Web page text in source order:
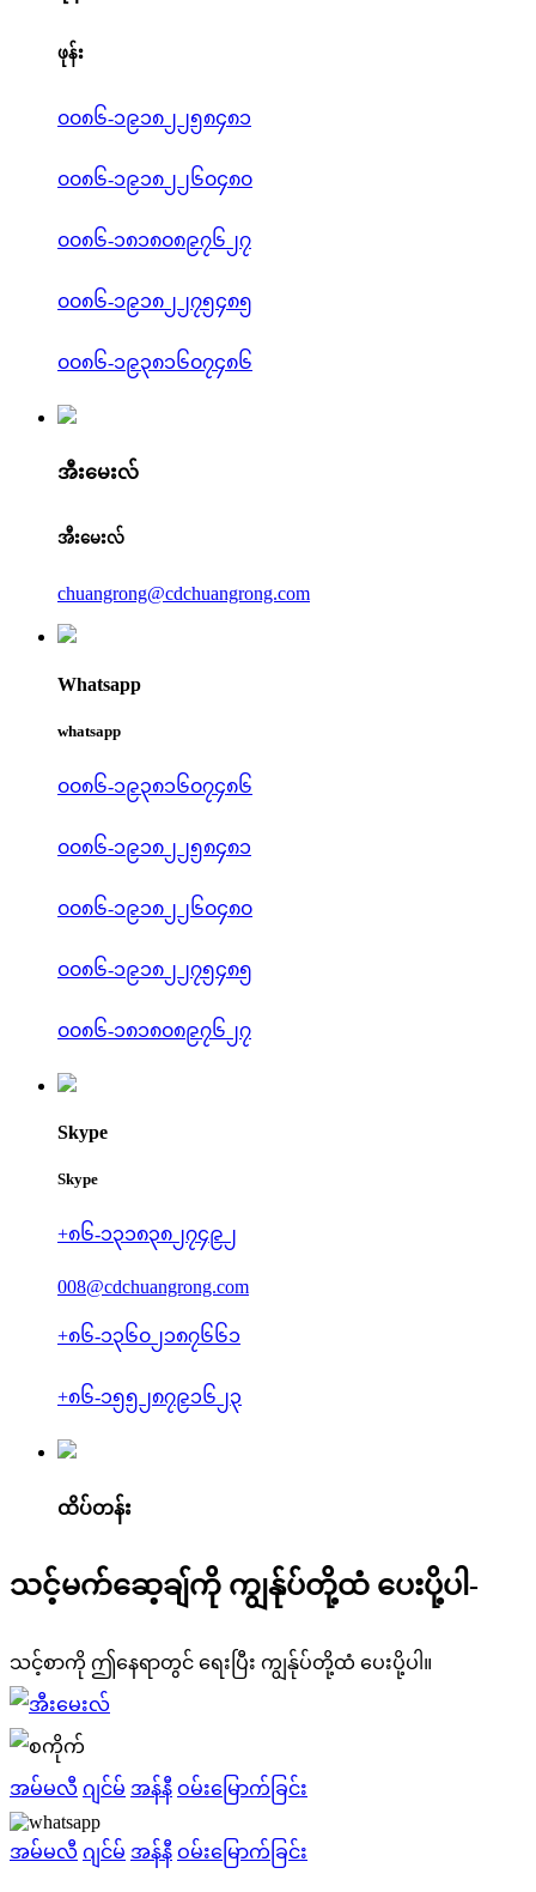
ဖုန်း
၀၀၈၆-၁၉၁၈၂၂၅၈၄၈၁
၀၀၈၆-၁၉၁၈၂၂၆၀၄၈၀
၀၀၈၆-၁၈၁၈၀၈၉၇၆၂၇
၀၀၈၆-၁၉၁၈၂၂၇၅၄၈၅
၀၀၈၆-၁၉၃၈၁၆၀၇၄၈၆
အီးမေးလ်
အီးမေးလ်
chuangrong@cdchuangrong.com
Whatsapp
whatsapp
၀၀၈၆-၁၉၃၈၁၆၀၇၄၈၆
၀၀၈၆-၁၉၁၈၂၂၅၈၄၈၁
၀၀၈၆-၁၉၁၈၂၂၆၀၄၈၀
၀၀၈၆-၁၉၁၈၂၂၇၅၄၈၅
၀၀၈၆-၁၈၁၈၀၈၉၇၆၂၇
Skype
Skype
+၈၆-၁၃၁၈၃၈၂၇၄၉၂
008@cdchuangrong.com
+၈၆-၁၃၆၀၂၁၈၇၆၆၁
+၈၆-၁၅၅၂၈၇၉၁၆၂၃
ထိပ်တန်း
သင့်မက်ဆေ့ချ်ကို ကျွန်ုပ်တို့ထံ ပေးပို့ပါ-
သင့်စာကို ဤနေရာတွင် ရေးပြီး ကျွန်ုပ်တို့ထံ ပေးပို့ပါ။
အမ်မလီ ဂျင်မ် အန်နီ ဝမ်းမြောက်ခြင်း
အမ်မလီ ဂျင်မ် အန်နီ ဝမ်းမြောက်ခြင်း